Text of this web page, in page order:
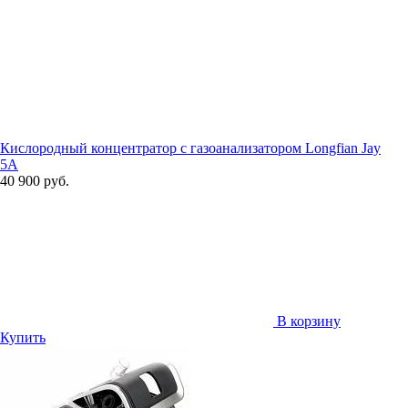
Кислородный концентратор с газоанализатором Longfian Jay
5A
40 900 руб.
В корзину
Купить